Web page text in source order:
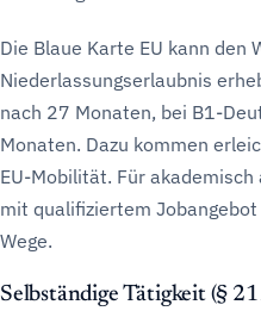
Die Blaue Karte EU kann den
Niederlassungserlaubnis
nach 27 Monaten, bei B1-
Monaten. Dazu kommen
EU-Mobilität. Für
mit qualifiziertem
Wege.
Selbständige Tätigkeit (§